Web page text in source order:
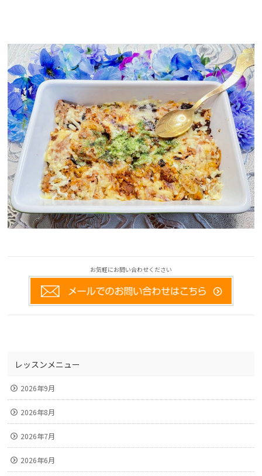
お気軽にお問い合わせください
レッスンメニュー
2026年9月
2026年8月
2026年7月
2026年6月